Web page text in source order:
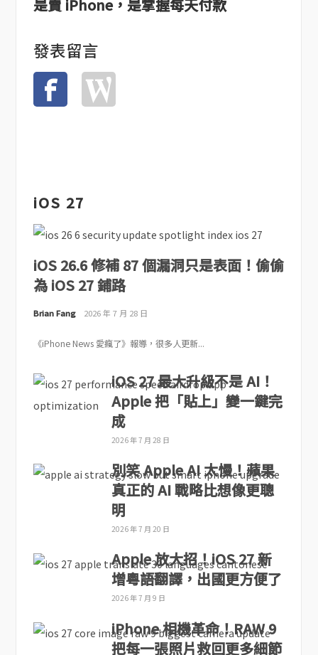
是賣 iPhone，是掌握每天付款
發表留言
iOS 27
iOS 26.6 修補 87 個漏洞只是表面！偷偷
為 iOS 27 鋪路
Brian Fang 2026 年 7 月 28 日
《iPhone News 愛瘋了》報導，很多人更新...
iOS 27 最大升級不是 AI！
Apple 把「貼上」變一鍵完
成
2026 年 7 月 28 日
別笑 Apple AI 太慢！蘋果
真正的 AI 戰略比想像更聰
明
2026 年 7 月 20 日
Apple 放大招！iOS 27 新
增粵語翻譯，出國更方便了
2026 年 7 月 9 日
iPhone 相機革命！RAW 9
把每一張照片救回更多細節